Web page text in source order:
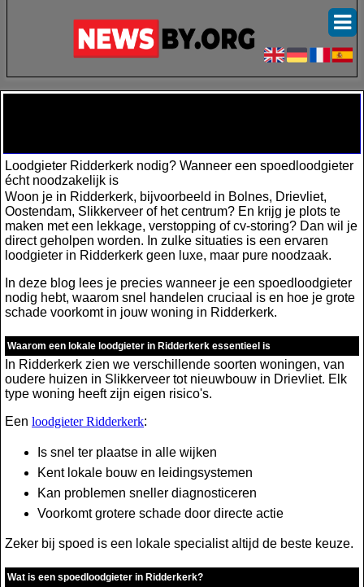
Loodgieter Ridderkerk nodig? Wanneer een spoedloodgieter
écht noodzakelijk is
Woon je in Ridderkerk, bijvoorbeeld in Bolnes, Drievliet,
Oostendam, Slikkerveer of het centrum? En krijg je plots te
maken met een lekkage, verstopping of cv-storing? Dan wil je
direct geholpen worden. In zulke situaties is een ervaren
loodgieter in Ridderkerk geen luxe, maar pure noodzaak.
In deze blog lees je precies wanneer je een spoedloodgieter
nodig hebt, waarom snel handelen cruciaal is en hoe je grote
schade voorkomt in jouw woning in Ridderkerk.
Waarom een lokale loodgieter in Ridderkerk essentieel is
In Ridderkerk zien we verschillende soorten woningen, van
oudere huizen in Slikkerveer tot nieuwbouw in Drievliet. Elk
type woning heeft zijn eigen risico's.
Een loodgieter Ridderkerk:
Is snel ter plaatse in alle wijken
Kent lokale bouw en leidingsystemen
Kan problemen sneller diagnosticeren
Voorkomt grotere schade door directe actie
Zeker bij spoed is een lokale specialist altijd de beste keuze.
Wat is een spoedloodgieter in Ridderkerk?